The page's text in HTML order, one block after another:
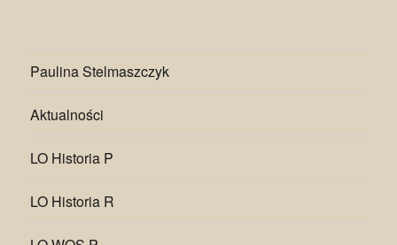
Paulina Stelmaszczyk
Aktualności
LO Historia P
LO Historia R